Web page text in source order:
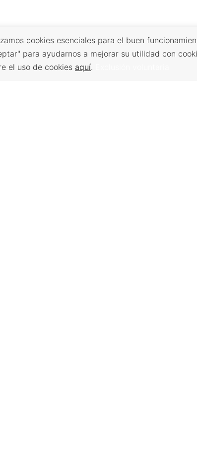
cookies esenciales para el buen
para ayudarnos a mejorar su utilidad con
el uso de cookies aquí.